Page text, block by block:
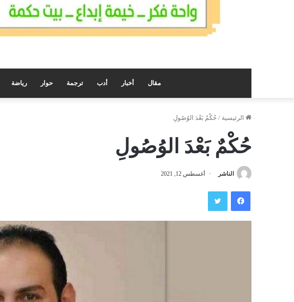
مقال أخبار أدب ترجمة حوار رياضة
الرئيسية / حُكْمٌ بَعْدَ الوُصُولِ
حُكْمٌ بَعْدَ الوُصُولِ
الناشر أغسطس 12, 2021
فيسبوك تويتر